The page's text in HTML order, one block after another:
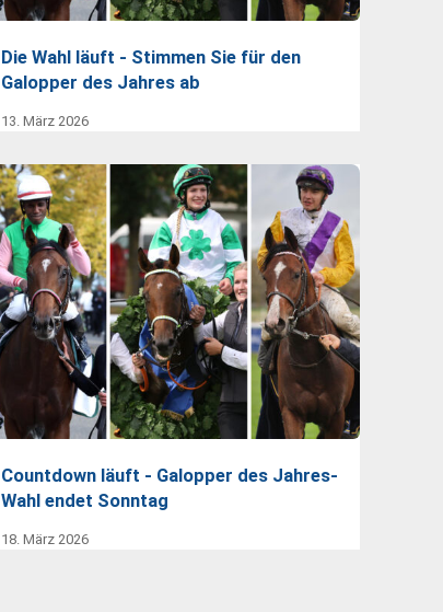
Die Wahl läuft - Stimmen Sie für den
Galopper des Jahres ab
13. März 2026
Countdown läuft - Galopper des Jahres-
Wahl endet Sonntag
18. März 2026